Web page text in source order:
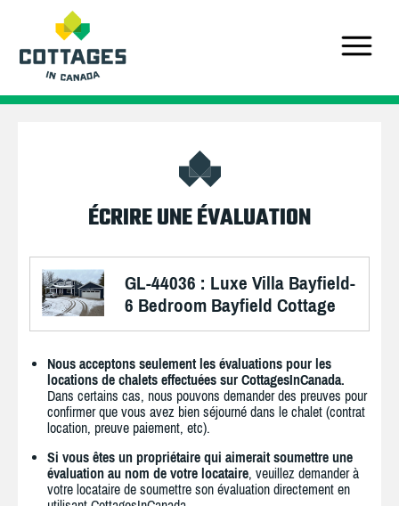
ÉCRIRE UNE ÉVALUATION
GL-44036 : Luxe Villa Bayfield-
6 Bedroom Bayfield Cottage
Nous acceptons seulement les évaluations pour les
locations de chalets effectuées sur CottagesInCanada.
Dans certains cas, nous pouvons demander des preuves pour
confirmer que vous avez bien séjourné dans le chalet (contrat
location, preuve paiement, etc).
Si vous êtes un propriétaire qui aimerait soumettre une
évaluation au nom de votre locataire, veuillez demander à
votre locataire de soumettre son évaluation directement en